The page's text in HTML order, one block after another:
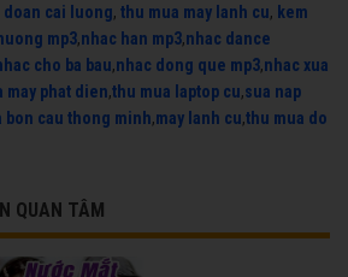
cai luong, thu mua may lanh cu, kem
mp3,nhac han mp3,nhac dance
cho ba bau,nhac dong que mp3,nhac xua
may phat dien,thu mua laptop cu,sua nap
bon cau thong minh,may lanh cu,thu mua do
QUAN TÂM